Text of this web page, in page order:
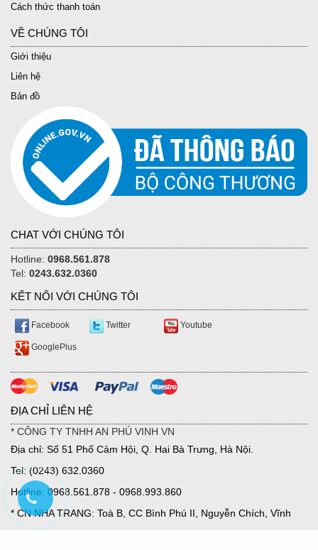
Cách thức thanh toán
VỀ CHÚNG TÔI
Giới thiệu
Liên hệ
Bản đồ
CHAT VỚI CHÚNG TÔI
Hotline: 0968.561.878
Tel: 0243.632.0360
KẾT NỐI VỚI CHÚNG TÔI
Facebook Twitter Youtube
GooglePlus
ĐỊA CHỈ LIÊN HỆ
* CÔNG TY TNHH AN PHÚ VINH VN
Địa chỉ: Số 51 Phố Cảm Hội, Q. Hai Bà Trưng, Hà Nội.
Tel: (0243) 632.0360
Hotline: 0968.561.878 - 0968.993.860
* CN NHA TRANG: Toà B, CC Bình Phú II, Nguyễn Chích, Vĩnh